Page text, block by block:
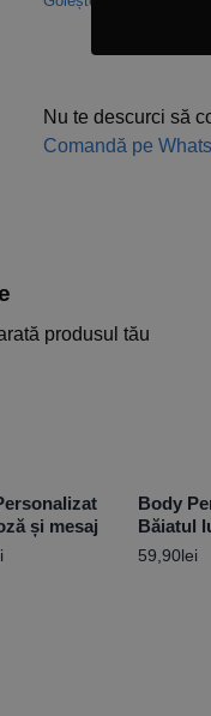
Nu te descurci să
Comandă pe
produsul tău
și mesaj
Body
Băiatul
59,90lei